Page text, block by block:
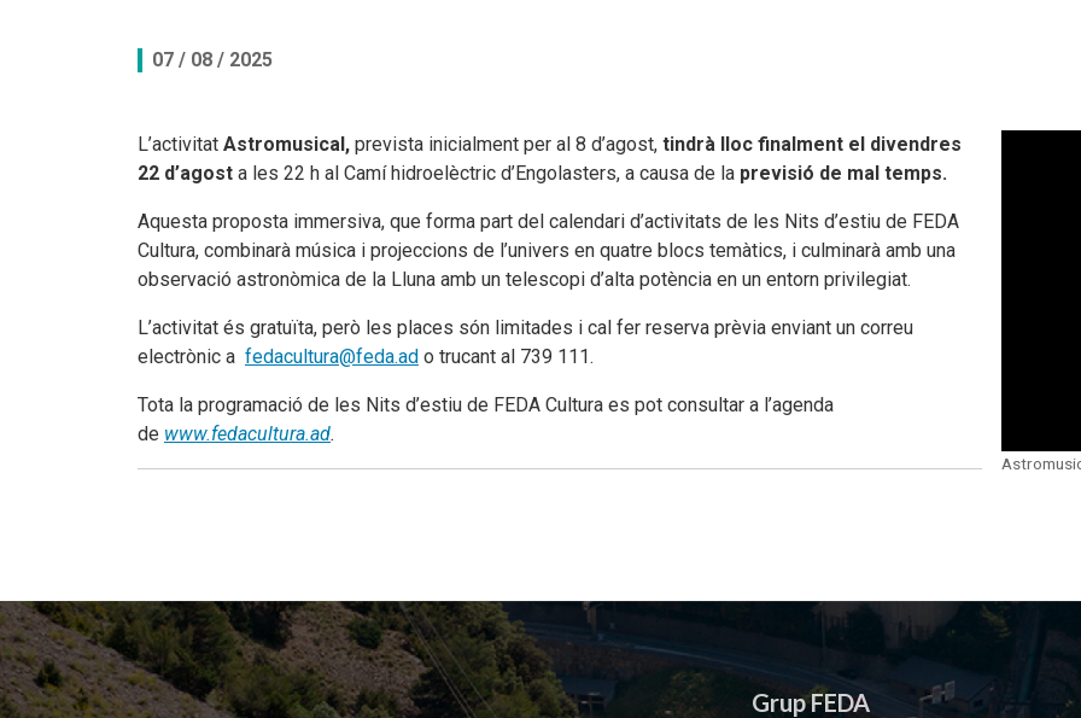
Documents per descarregar
Documents per descarregar
Peticions
Medi ambient, seguretat i salut
07 / 08 / 2025
L’activitat Astromusical, prevista inicialment per al 8 d’agost, tindrà lloc finalment el divendres
22 d’agost a les 22 h al Camí hidroelèctric d’Engolasters, a causa de la previsió de mal temps.
Aquesta proposta immersiva, que forma part del calendari d’activitats de les Nits d’estiu de FEDA
Cultura, combinarà música i projeccions de l’univers en quatre blocs temàtics, i culminarà amb una
observació astronòmica de la Lluna amb un telescopi d’alta potència en un entorn privilegiat.
L’activitat és gratuïta, però les places són limitades i cal fer reserva prèvia enviant un correu
electrònic a fedacultura@feda.ad o trucant al 739 111.
Tota la programació de les Nits d’estiu de FEDA Cultura es pot consultar a l’agenda
de www.fedacultura.ad.
Grup FEDA